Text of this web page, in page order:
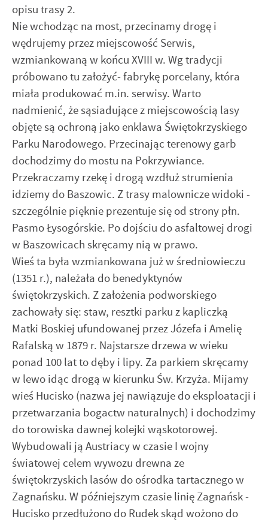
opisu trasy 2.
Nie wchodząc na most, przecinamy drogę i
wędrujemy przez miejscowość Serwis,
wzmiankowaną w końcu XVIII w. Wg tradycji
próbowano tu założyć- fabrykę porcelany, która
miała produkować m.in. serwisy. Warto
nadmienić, że sąsiadujące z miejscowością lasy
objęte są ochroną jako enklawa Świętokrzyskiego
Parku Narodowego. Przecinając terenowy garb
dochodzimy do mostu na Pokrzywiance.
Przekraczamy rzekę i drogą wzdłuż strumienia
idziemy do Baszowic. Z trasy malownicze widoki -
szczególnie pięknie prezentuje się od strony płn.
Pasmo Łysogórskie. Po dojściu do asfaltowej drogi
w Baszowicach skręcamy nią w prawo.
Wieś ta była wzmiankowana już w średniowieczu
(1351 r.), należała do benedyktynów
świętokrzyskich. Z założenia podworskiego
zachowały się: staw, resztki parku z kapliczką
Matki Boskiej ufundowanej przez Józefa i Amelię
Rafalską w 1879 r. Najstarsze drzewa w wieku
ponad 100 lat to dęby i lipy. Za parkiem skręcamy
w lewo idąc drogą w kierunku Św. Krzyża. Mijamy
wieś Hucisko (nazwa jej nawiązuje do eksploatacji i
przetwarzania bogactw naturalnych) i dochodzimy
do torowiska dawnej kolejki wąskotorowej.
Wybudowali ją Austriacy w czasie I wojny
światowej celem wywozu drewna ze
świętokrzyskich lasów do ośrodka tartacznego w
Zagnańsku. W późniejszym czasie linię Zagnańsk -
Hucisko przedłużono do Rudek skąd wożono do